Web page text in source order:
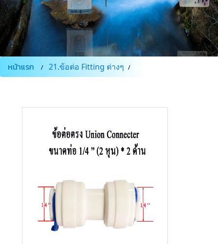
หน้าแรก 21.ข้อต่อ Fitting ต่างๆ